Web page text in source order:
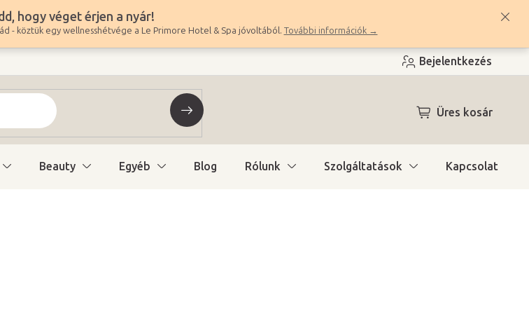
hogy véget érjen a nyár!
- köztük egy wellnesshétvége a Le Primore Hotel & Spa jóvoltából. További információk →
Bejelentkezés
KOSÁR
Üres kosár
Beauty Egyéb Blog Rólunk Szolgáltatások Kapcsolat